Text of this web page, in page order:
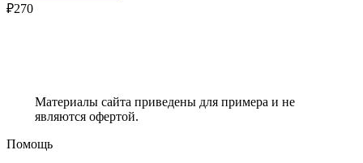
₽270
Материалы сайта приведены для примера и не
являются офертой.
Помощь